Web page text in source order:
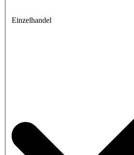
Einzelhandel